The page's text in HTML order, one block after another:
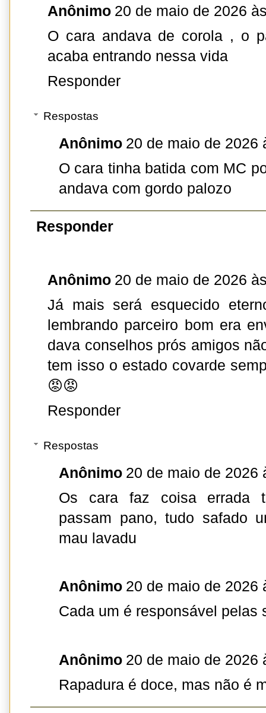
Anônimo 20 de maio de 2026
O cara andava de corola , o
acaba entrando nessa vida
Responder
Respostas
Anônimo 20 de maio de 2026
O cara tinha batida com MC
andava com gordo palozo
Responder
Anônimo 20 de maio de 2026
Já mais será esquecido
lembrando parceiro bom era
dava conselhos prós amigos
tem isso o estado covarde
😡😡
Responder
Respostas
Anônimo 20 de maio de 2026
Os cara faz coisa errada
passam pano, tudo safado
mau lavadu
Anônimo 20 de maio de 2026
Cada um é responsável pelas
Anônimo 20 de maio de 2026
Rapadura é doce, mas não é